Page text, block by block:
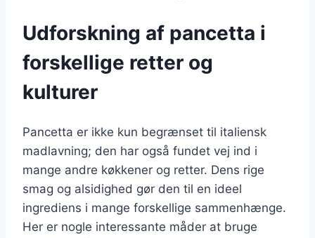
Udforskning af pancetta i
forskellige retter og
kulturer
Pancetta er ikke kun begrænset til italiensk
madlavning; den har også fundet vej ind i
mange andre køkkener og retter. Dens rige
smag og alsidighed gør den til en ideel
ingrediens i mange forskellige sammenhænge.
Her er nogle interessante måder at bruge